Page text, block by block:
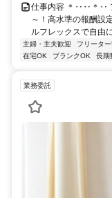
仕事内容 ＊‥‥＊‥
～！高水準の報酬設
ルフレックスで自由
主婦・主夫歓迎 フリータ
在宅OK
ブランクOK 長期
業務委託